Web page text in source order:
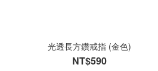
光透長方鑽戒指 (金色)
NT$590